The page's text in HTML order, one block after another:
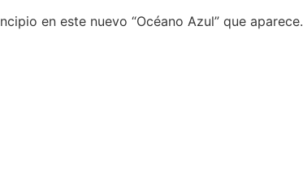
en este nuevo “Océano Azul” que aparece.